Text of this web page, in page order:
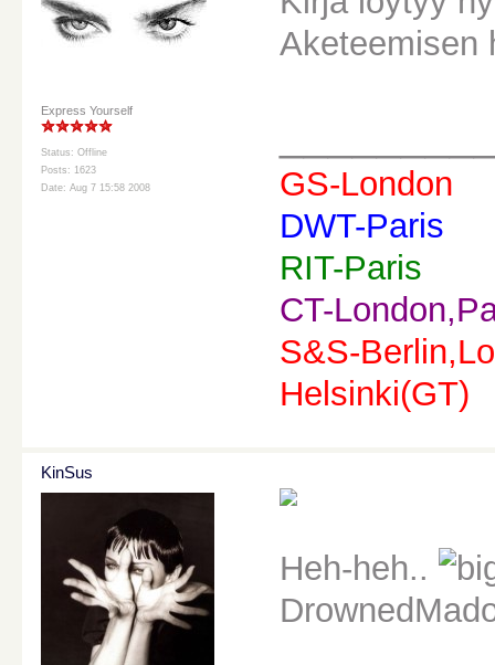
Express Yourself
Status: Offline
Posts: 1623
Date: Aug 7 15:58 2008
GS-London
DWT-Paris
RIT-Paris
CT-
S&S-
Helsinki(GT)
KinSus
Heh-heh..